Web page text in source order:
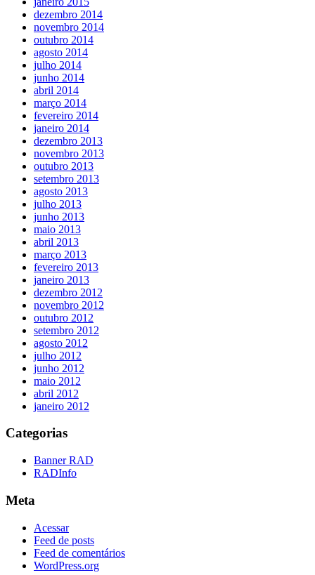
dezembro 2014
novembro 2014
outubro 2014
agosto 2014
julho 2014
junho 2014
abril 2014
março 2014
fevereiro 2014
janeiro 2014
dezembro 2013
novembro 2013
outubro 2013
setembro 2013
agosto 2013
julho 2013
junho 2013
maio 2013
abril 2013
março 2013
fevereiro 2013
janeiro 2013
dezembro 2012
novembro 2012
outubro 2012
setembro 2012
agosto 2012
julho 2012
junho 2012
maio 2012
abril 2012
janeiro 2012
Categorias
Banner RAD
RADInfo
Meta
Acessar
Feed de posts
Feed de comentários
WordPress.org